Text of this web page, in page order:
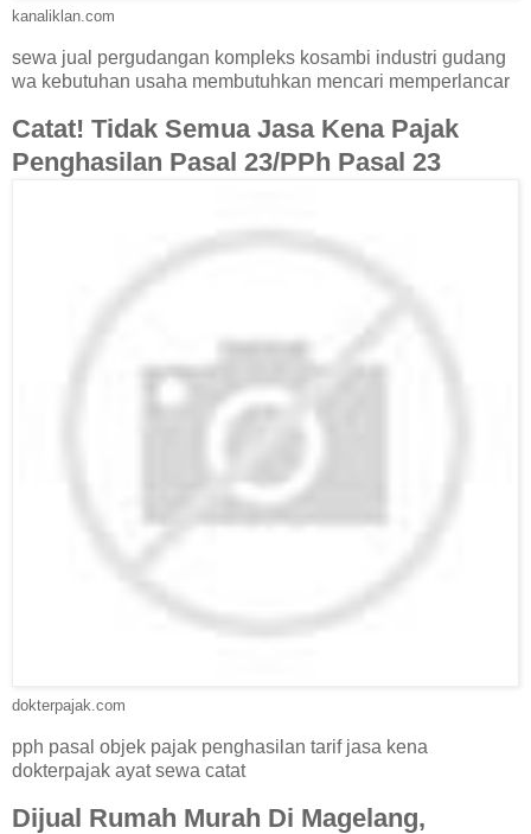
kanaliklan.com
sewa jual pergudangan kompleks kosambi industri gudang
wa kebutuhan usaha membutuhkan mencari memperlancar
Catat! Tidak Semua Jasa Kena Pajak
Penghasilan Pasal 23/PPh Pasal 23
dokterpajak.com
pph pasal objek pajak penghasilan tarif jasa kena
dokterpajak ayat sewa catat
Dijual Rumah Murah Di Magelang,